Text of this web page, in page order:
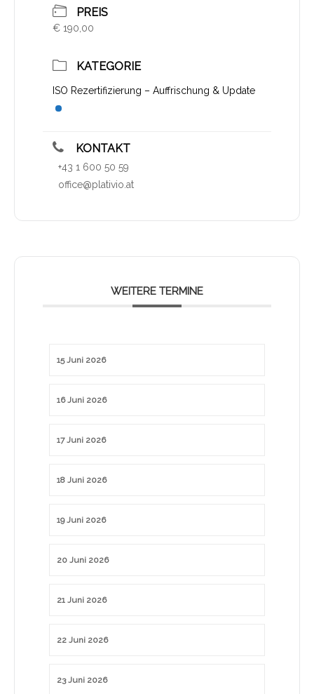
PREIS
€ 190,00
KATEGORIE
ISO Rezertifizierung – Auffrischung & Update
KONTAKT
+43 1 600 50 59
office@plativio.at
WEITERE TERMINE
15 Juni 2026
16 Juni 2026
17 Juni 2026
18 Juni 2026
19 Juni 2026
20 Juni 2026
21 Juni 2026
22 Juni 2026
23 Juni 2026